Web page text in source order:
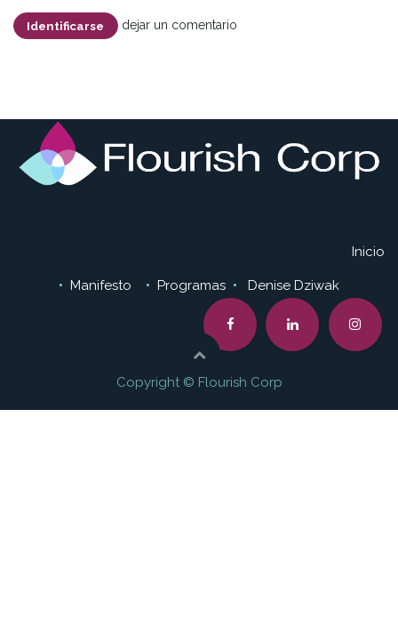
Identificarse dejar un comentario
Inicio
• Manifesto • Programas • Denise Dziwak
Copyright © Flourish Corp